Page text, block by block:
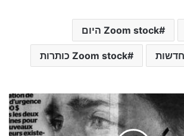
Zoom stock היום
Zoom stock כותרות